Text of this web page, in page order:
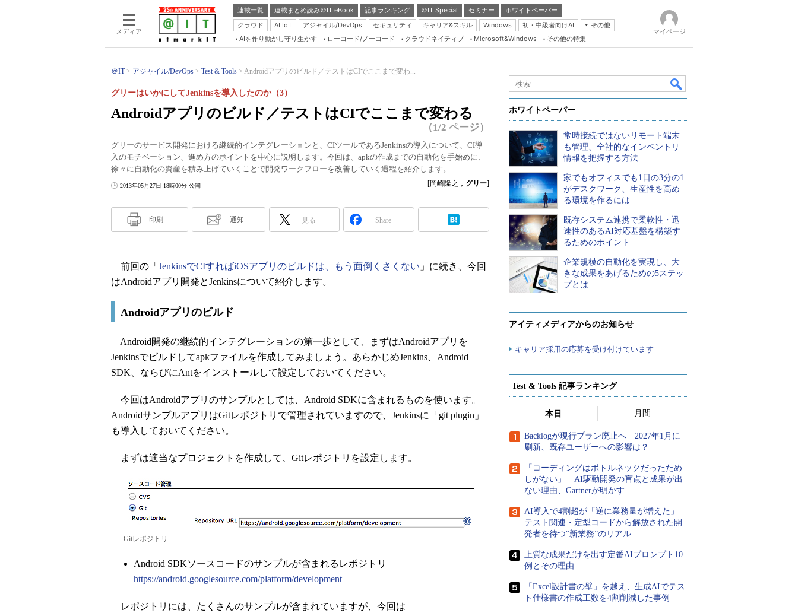
メディア
連載一覧 連載まとめ読み＠IT eBook 記事ランキング ＠IT Special セミナー
ホワイトペーパー
クラウド
AI IoT アジャイル/DevOps セキュリティ キャリア&スキル Windows 初・中級者向けAI
その他
Server & Storage
Java Agile
Database Expert
Linux ＆ OSS
Master of IP Network
Security & Trust
AIを作り動かし守り生かす ローコード/ノーコード クラウドネイティブ Microsoft&Windows その他の特集
マイページ
＠IT アジャイル/DevOps Test & Tools Androidアプリのビルド／テストはCIでここまで変わ...
Androidアプリのビルド／テストはCIでここまで変わる
グリーはいかにしてJenkinsを導入したのか（3）
（1/2 ページ）
グリーのサービス開発における継続的インテグレーションと、CIツールであるJenkinsの導入について、CI導
入のモチベーション、進め方のポイントを中心に説明します。今回は、apkの作成までの自動化を手始めに、
徐々に自動化の資産を積み上げていくことで開発ワークフローを改善していく過程を紹介します。
2013年05月27日 18時00分 公開 [岡崎隆之， グリー]
印刷 通知 見る Share
前回の「 JenkinsでCIすればiOSアプリのビルドは、もう面倒くさくない 」に続き、今回
はAndroidアプリ開発とJenkinsについて紹介します。
Androidアプリのビルド
Android開発の継続的インテグレーションの第一歩として、まずはAndroidアプリを
Jenkinsでビルドしてapkファイルを作成してみましょう。あらかじめJenkins、Android
SDK、ならびにAntをインストールして設定しておいてください。
今回はAndroidアプリのサンプルとしては、Android SDKに含まれるものを使います。
AndroidサンプルアプリはGitレポジトリで管理されていますので、Jenkinsに「git plugin」
も導入しておいてください。
まずは適当なプロジェクトを作成して、Gitレポジトリを設定します。
Gitレポジトリ
Android SDKソースコードのサンプルが含まれるレポジトリ
https://android.googlesource.com/platform/development
レポジトリには、たくさんのサンプルが含まれていますが、今回は
ホワイトペーパー
常時接続ではないリモート端末
も管理、全社的なインベントリ
情報を把握する方法
家でもオフィスでも1日の3分の1
がデスクワーク、生産性を高め
る環境を作るには
既存システム連携で柔軟性・迅
速性のあるAI対応基盤を構築す
るためのポイント
企業規模の自動化を実現し、大
きな成果をあげるための5ステッ
プとは
アイティメディアからのお知らせ
キャリア採用の応募を受け付けています
Test & Tools 記事ランキング
本日 月間
Backlogが現行プラン廃止へ 2027年1月に
刷新、既存ユーザーへの影響は？
「コーディングはボトルネックだったため
しがない」 AI駆動開発の盲点と成果が出
ない理由、Gartnerが明かす
AI導入で4割超が「逆に業務量が増えた」
テスト関連・定型コードから解放された開
発者を待つ“新業務”のリアル
上質な成果だけを出す定番AIプロンプト10
例とその理由
「Excel設計書の壁」を越え、生成AIでテス
ト仕様書の作成工数を4割削減した事例